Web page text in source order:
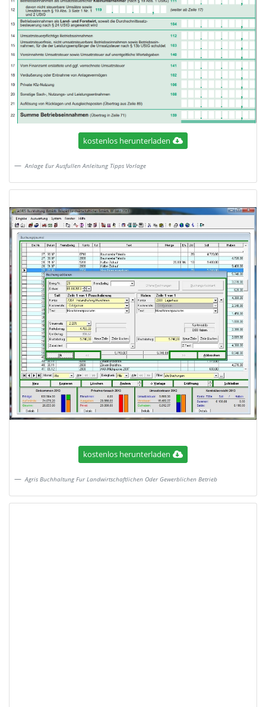
kostenlos herunterladen
Anlage Eur Ausfullen Anleitung Tipps Vorlage
kostenlos herunterladen
Agris Buchhaltung Fur Landwirtschaftlichen Oder Gewerblichen Betrieb